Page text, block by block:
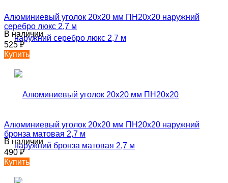
Алюминиевый уголок 20х20 мм ПН20х20 наружний
серебро люкс 2,7 м
В наличии
525₽
Купить
Алюминиевый уголок 20х20 мм ПН20х20 наружний
бронза матовая 2,7 м
В наличии
490₽
Купить